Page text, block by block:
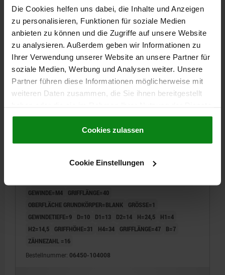
Die Cookies helfen uns dabei, die Inhalte und Anzeigen
zu personalisieren, Funktionen für soziale Medien
anbieten zu können und die Zugriffe auf unsere Website
zu analysieren. Außerdem geben wir Informationen zu
Ihrer Verwendung unserer Website an unsere Partner für
soziale Medien, Werbung und Analysen weiter. Unsere
Partner führen diese Informationen möglicherweise mit
weiteren Daten zusammen, die Sie ihnen bereitgestellt
gesammelt haben.Cookie Richtlinien
Datenschutz|AGB
Cookies zulassen
Cookie Einstellungen
Bestellnummer:06450-005008
4,92 CHF
zzgl. MwSt.
zzgl. Versandkosten
DETAILS
06450 BL
KLEMMHEBEL GR.1 M04, ZINK BLANK, KOMP:STAHL
GEWINDE=M4
GRIFFLÄNGE=40
OBERFLÄCHE GRUNDKÖRPER=BLANK
GRÖSSE=1
GEWINDETIEFE=9
D=10 D1=13 D2=14 H=24,5
H1=4
H2=14,5
GRIFFHÖHE=31 H4=34 GRIFFLÄNGE=47
B=7
ZÄHNEZAHL =16
Bestellnummer: 06450-104008